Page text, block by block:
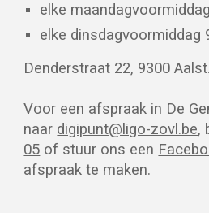
elke maandag
elke dinsdagvoormiddag
Denderstraat 22, 9300 Aalst.
Voor een afspraak in De
naar digipunt@ligo-zovl.be,
05 of stuur ons een
afspraak te maken.